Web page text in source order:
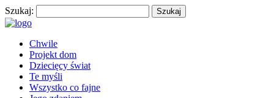
Szukaj:
Chwile
Projekt dom
Dziecięcy świat
Te myśli
Wszystko co fajne